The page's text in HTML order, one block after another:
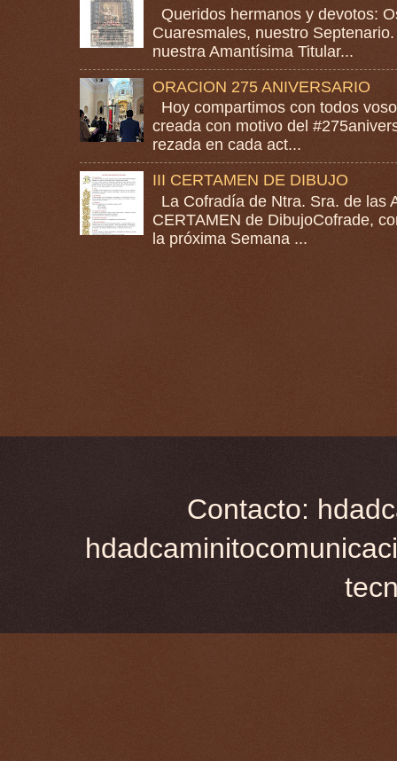
Queridos hermanos y devotos:
Cuaresmales, nuestro
nuestra Amantísima Titular...
ORACION 275 ANIVERSARIO
Hoy compartimos con todos
creada con motivo del
rezada en cada act...
III CERTAMEN DE DIBUJO
La Cofradía de Ntra. Sra. de las
CERTAMEN de DibujoCofrade,
la próxima Semana ...
Contacto: